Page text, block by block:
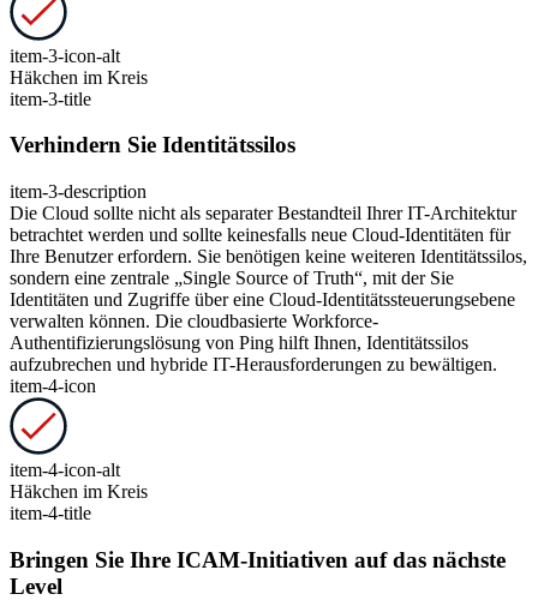
item-3-icon-alt
Häkchen im Kreis
item-3-title
Verhindern Sie Identitätssilos
item-3-description
Die Cloud sollte nicht als separater Bestandteil Ihrer IT-Architektur
betrachtet werden und sollte keinesfalls neue Cloud-Identitäten für
Ihre Benutzer erfordern. Sie benötigen keine weiteren Identitätssilos,
sondern eine zentrale „Single Source of Truth“, mit der Sie
Identitäten und Zugriffe über eine Cloud-Identitätssteuerungsebene
verwalten können. Die cloudbasierte Workforce-
Authentifizierungslösung von Ping hilft Ihnen, Identitätssilos
aufzubrechen und hybride IT-Herausforderungen zu bewältigen.
item-4-icon
item-4-icon-alt
Häkchen im Kreis
item-4-title
Bringen Sie Ihre ICAM-Initiativen auf das nächste
Level